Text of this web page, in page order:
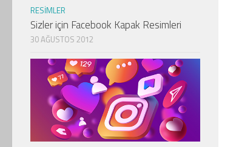
RESIMLER
Sizler için Facebook Kapak Resimleri
30 AĞUSTOS 2012